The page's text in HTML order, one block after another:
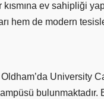
ev sahipliği
hem de modern
University